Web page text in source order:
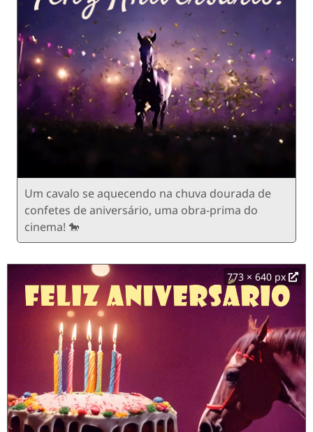
Um cavalo se aquecendo na chuva dourada de
confetes de aniversário, uma obra-prima do
cinema! 🐎
773 × 640 px